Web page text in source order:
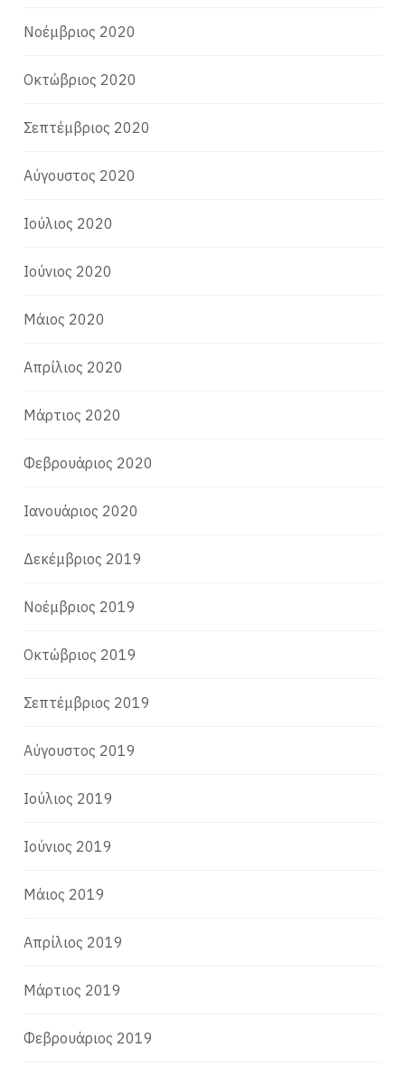
Νοέμβριος 2020
Οκτώβριος 2020
Σεπτέμβριος 2020
Αύγουστος 2020
Ιούλιος 2020
Ιούνιος 2020
Μάιος 2020
Απρίλιος 2020
Μάρτιος 2020
Φεβρουάριος 2020
Ιανουάριος 2020
Δεκέμβριος 2019
Νοέμβριος 2019
Οκτώβριος 2019
Σεπτέμβριος 2019
Αύγουστος 2019
Ιούλιος 2019
Ιούνιος 2019
Μάιος 2019
Απρίλιος 2019
Μάρτιος 2019
Φεβρουάριος 2019